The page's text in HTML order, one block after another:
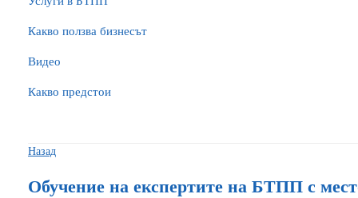
Какво ползва бизнесът
Видео
Какво предстои
Назад
Обучение на експертите на БТПП с